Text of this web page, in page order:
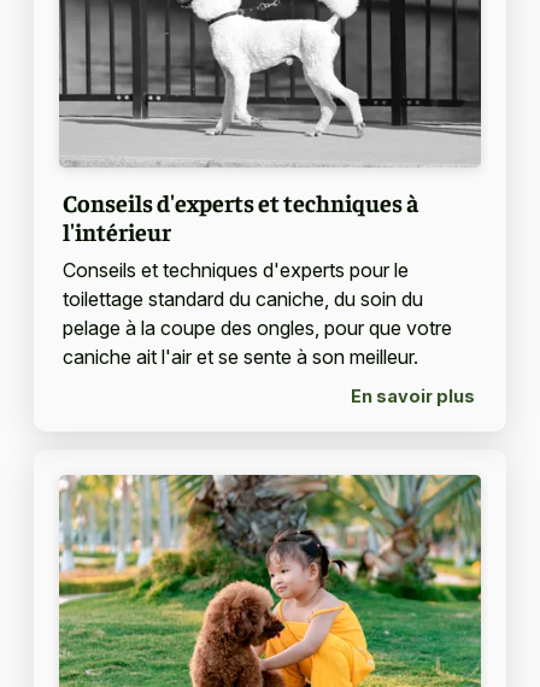
Conseils d'experts et techniques à
l'intérieur
Conseils et techniques d'experts pour le
toilettage standard du caniche, du soin du
pelage à la coupe des ongles, pour que votre
caniche ait l'air et se sente à son meilleur.
En savoir plus